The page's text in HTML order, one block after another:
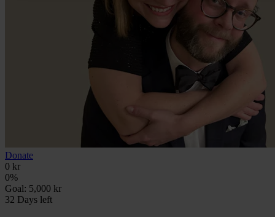
Donate
0 kr
0%
Goal: 5,000 kr
32 Days left